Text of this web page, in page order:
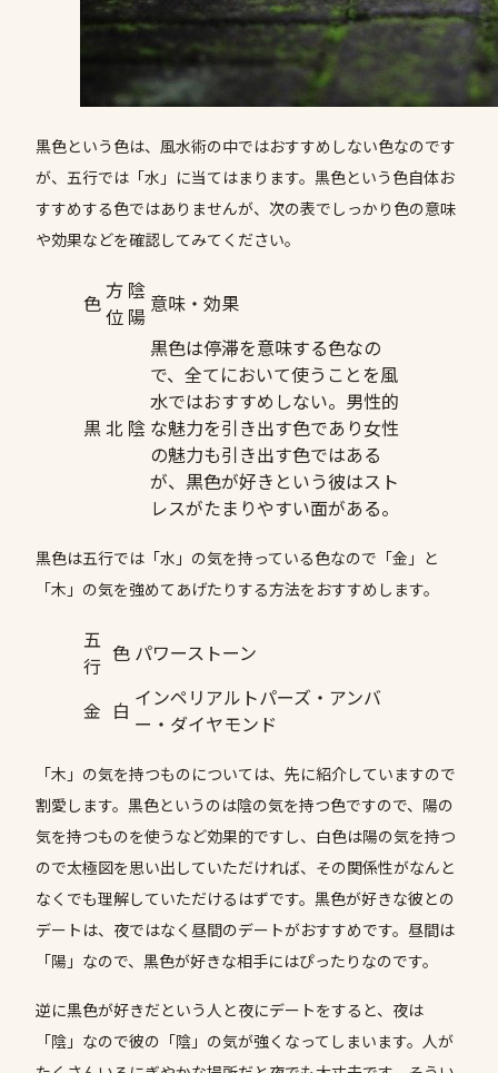
黒色という色は、風水術の中ではおすすめしない色なのです
が、五行では「水」に当てはまります。黒色という色自体お
すすめする色ではありませんが、次の表でしっかり色の意味
や効果などを確認してみてください。
色 方
位
陰
陽 意味・効果
黒北 陰
黒色は停滞を意味する色なの
で、全てにおいて使うことを風
水ではおすすめしない。男性的
な魅力を引き出す色であり女性
の魅力も引き出す色ではある
が、黒色が好きという彼はスト
レスがたまりやすい面がある。
黒色は五行では「水」の気を持っている色なので「金」と
「木」の気を強めてあげたりする方法をおすすめします。
五
行 色 パワーストーン
金 白 インペリアルトパーズ・アンバ
ー・ダイヤモンド
「木」の気を持つものについては、先に紹介していますので
割愛します。黒色というのは陰の気を持つ色ですので、陽の
気を持つものを使うなど効果的ですし、白色は陽の気を持つ
ので太極図を思い出していただければ、その関係性がなんと
なくでも理解していただけるはずです。黒色が好きな彼との
デートは、夜ではなく昼間のデートがおすすめです。昼間は
「陽」なので、黒色が好きな相手にはぴったりなのです。
逆に黒色が好きだという人と夜にデートをすると、夜は
「陰」なので彼の「陰」の気が強くなってしまいます。人が